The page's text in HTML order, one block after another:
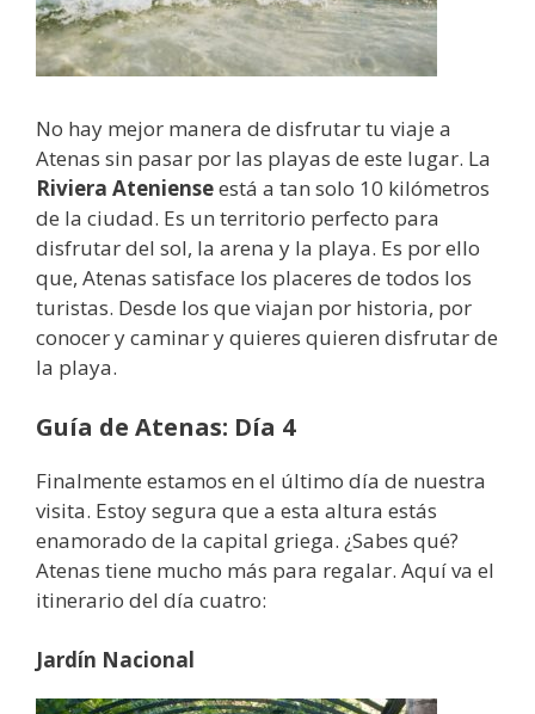
No hay mejor manera de disfrutar tu viaje a
Atenas sin pasar por las playas de este lugar. La
Riviera Atenienseestá a tan solo 10 kilómetros
de la ciudad. Es un territorio perfecto para
disfrutar del sol, la arena y la playa. Es por ello
que, Atenas satisface los placeres de todos los
turistas. Desde los que viajan por historia, por
conocer y caminar y quieres quieren disfrutar de
la playa.
Guía de Atenas: Día 4
Finalmente estamos en el último día de nuestra
visita. Estoy segura que a esta altura estás
enamorado de la capital griega. ¿Sabes qué?
Atenas tiene mucho más para regalar. Aquí va el
itinerario del día cuatro:
Jardín Nacional